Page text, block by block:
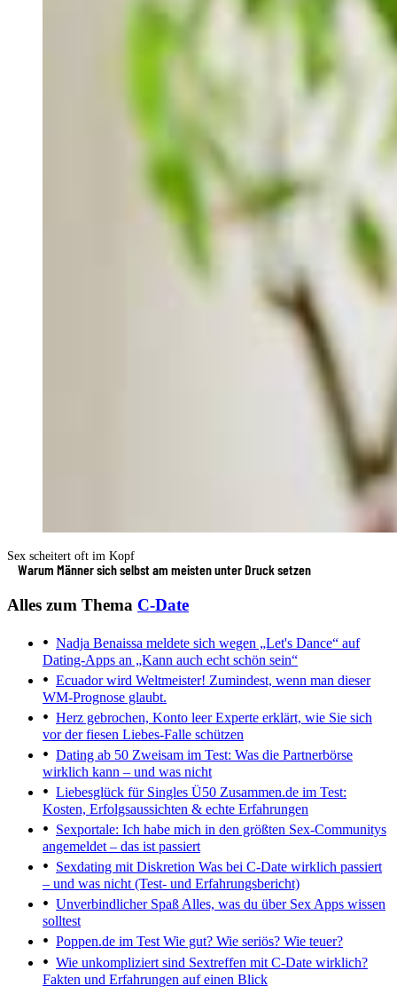
Sex scheitert oft im Kopf
Warum Männer sich selbst am meisten unter Druck setzen
Alles zum Thema C-Date
Nadja Benaissa meldete sich wegen „Let's Dance“ auf
Dating-Apps an „Kann auch echt schön sein“
Ecuador wird Weltmeister! Zumindest, wenn man dieser
WM-Prognose glaubt.
Herz gebrochen, Konto leerExperte erklärt, wie Sie sich
vor der fiesen Liebes-Falle schützen
Dating ab 50 Zweisam im Test: Was die Partnerbörse
wirklich kann – und was nicht
Liebesglück für Singles Ü50 Zusammen.de im Test:
Kosten, Erfolgsaussichten & echte Erfahrungen
Sexportale: Ich habe mich in den größten Sex-Communitys
angemeldet – das ist passiert
Sexdating mit Diskretion Was bei C-Date wirklich passiert
– und was nicht (Test- und Erfahrungsbericht)
Unverbindlicher Spaß Alles, was du über Sex Apps wissen
solltest
Poppen.de im Test Wie gut? Wie seriös? Wie teuer?
Wie unkompliziert sind Sextreffen mit C-Date wirklich?
Fakten und Erfahrungen auf einen Blick